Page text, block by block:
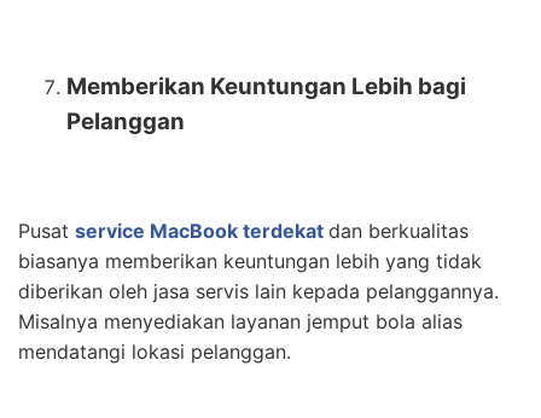
Memberikan Keuntungan Lebih bagi
Pelanggan
Pusat service MacBook terdekat dan berkualitas
biasanya memberikan keuntungan lebih yang tidak
diberikan oleh jasa servis lain kepada pelanggannya.
Misalnya menyediakan layanan jemput bola alias
mendatangi lokasi pelanggan.